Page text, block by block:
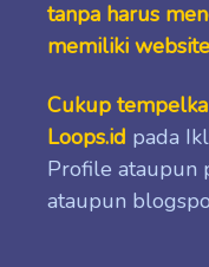
tanpa harus
memiliki
Cukup
Loops.id pada
Profile ataupun
ataupun